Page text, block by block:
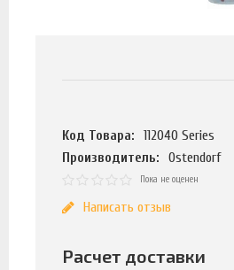
Код Товара:
112040 Series
Производитель:
Ostendorf
Пока не оценен
Написать отзыв
Расчет доставки